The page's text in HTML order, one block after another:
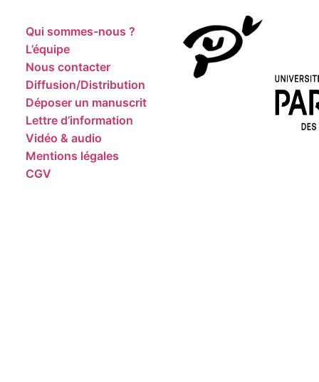
Qui sommes-nous ?
L’équipe
Nous contacter
Diffusion/Distribution
Déposer un manuscrit
Lettre d’information
Vidéo & audio
Mentions légales
CGV